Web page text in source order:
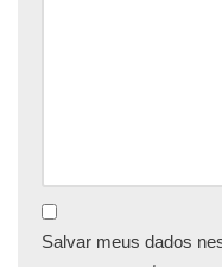
Salvar meus dados